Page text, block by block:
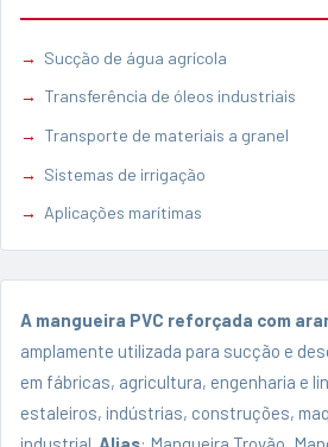
Sucção de água agrícola
Transferência de óleos industriais
Transporte de materiais a granel
Sistemas de irrigação
Aplicações marítimas
A mangueira PVC reforçada com
amplamente utilizada para sucção e
em fábricas, agricultura, engenharia e
estaleiros, indústrias, construções,